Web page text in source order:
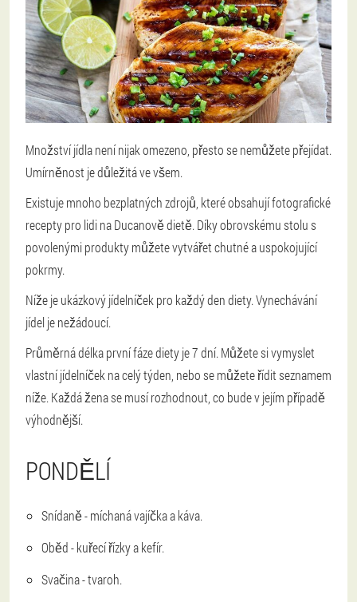
Množství jídla není nijak omezeno, přesto se nemůžete přejídat.
Umírněnost je důležitá ve všem.
Existuje mnoho bezplatných zdrojů, které obsahují fotografické
recepty pro lidi na Ducanově dietě. Díky obrovskému stolu s
povolenými produkty můžete vytvářet chutné a uspokojující
pokrmy.
Níže je ukázkový jídelníček pro každý den diety. Vynechávání
jídel je nežádoucí.
Průměrná délka první fáze diety je 7 dní. Můžete si vymyslet
vlastní jídelníček na celý týden, nebo se můžete řídit seznamem
níže. Každá žena se musí rozhodnout, co bude v jejím případě
výhodnější.
PONDĚLÍ
Snídaně - míchaná vajíčka a káva.
Oběd - kuřecí řízky a kefír.
Svačina - tvaroh.